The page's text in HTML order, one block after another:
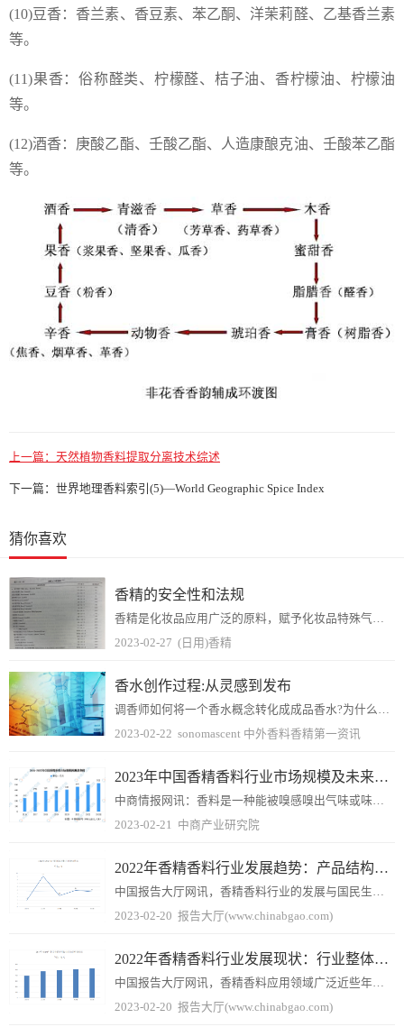
(10)豆香：香兰素、香豆素、苯乙酮、洋茉莉醛、乙基香兰素
等。
(11)果香：俗称醛类、柠檬醛、桔子油、香柠檬油、柠檬油
等。
(12)酒香：庚酸乙酯、壬酸乙酯、人造康酿克油、壬酸苯乙酯
等。
上一篇： 天然植物香料提取分离技术综述
下一篇： 世界地理香料索引(5)—World Geographic Spice Index
猜你喜欢
香精的安全性和法规
2023-02-27 (日用)香精
​香水创作过程:从灵感到发布
2023-02-22 sonomascent 中外香料香精第一资讯
2023年中国香精香料行业市场规模及未来发展趋势预测分析
2023-02-21 中商产业研究院
2022年香精香料行业发展趋势：产品结构往复合型发展
2023-02-20 报告大厅(www.chinabgao.com)
2022年香精香料行业发展现状：行业整体往高质量方向发展
2023-02-20 报告大厅(www.chinabgao.com)